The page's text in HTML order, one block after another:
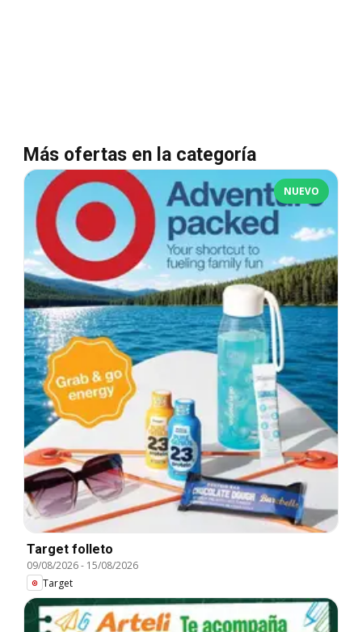
Más ofertas en la categoría
NUEVO
Target folleto
09/08/2026- 15/08/2026
Target